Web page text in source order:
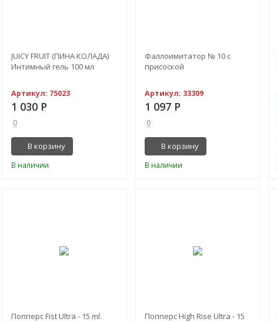
JUICY FRUIT (ПИНА КОЛАДА)
Интимный гель 100 мл
Артикул: 75023
1 030 Р
0
В корзину
В наличии
Фаллоимитатор № 10 с
присоской
Артикул: 33309
1 097 Р
0
В корзину
В наличии
Попперс Fist Ultra - 15 ml.
Попперс High Rise Ultra - 15